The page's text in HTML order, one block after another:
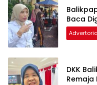
Baca
DKK
Remaja